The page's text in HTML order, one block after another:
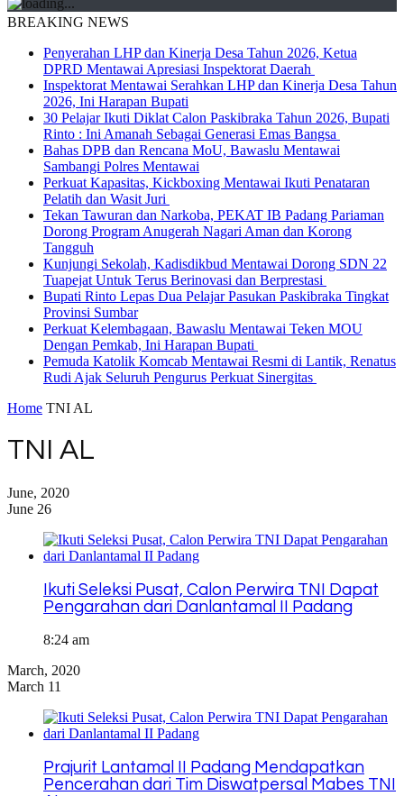
BREAKING NEWS
Penyerahan LHP dan Kinerja Desa Tahun 2026, Ketua
DPRD Mentawai Apresiasi Inspektorat Daerah
Inspektorat Mentawai Serahkan LHP dan Kinerja Desa Tahun
2026, Ini Harapan Bupati
30 Pelajar Ikuti Diklat Calon Paskibraka Tahun 2026, Bupati
Rinto : Ini Amanah Sebagai Generasi Emas Bangsa
Bahas DPB dan Rencana MoU, Bawaslu Mentawai
Sambangi Polres Mentawai
Perkuat Kapasitas, Kickboxing Mentawai Ikuti Penataran
Pelatih dan Wasit Juri
Tekan Tawuran dan Narkoba, PEKAT IB Padang Pariaman
Dorong Program Anugerah Nagari Aman dan Korong
Tangguh
Kunjungi Sekolah, Kadisdikbud Mentawai Dorong SDN 22
Tuapejat Untuk Terus Berinovasi dan Berprestasi
Bupati Rinto Lepas Dua Pelajar Pasukan Paskibraka Tingkat
Provinsi Sumbar
Perkuat Kelembagaan, Bawaslu Mentawai Teken MOU
Dengan Pemkab, Ini Harapan Bupati
Pemuda Katolik Komcab Mentawai Resmi di Lantik, Renatus
Rudi Ajak Seluruh Pengurus Perkuat Sinergitas
Home TNI AL
TNI AL
June, 2020
June 26
Ikuti Seleksi Pusat, Calon Perwira TNI Dapat
Pengarahan dari Danlantamal II Padang
8:24 am
March, 2020
March 11
Prajurit Lantamal II Padang Mendapatkan
Pencerahan dari Tim Diswatpersal Mabes TNI